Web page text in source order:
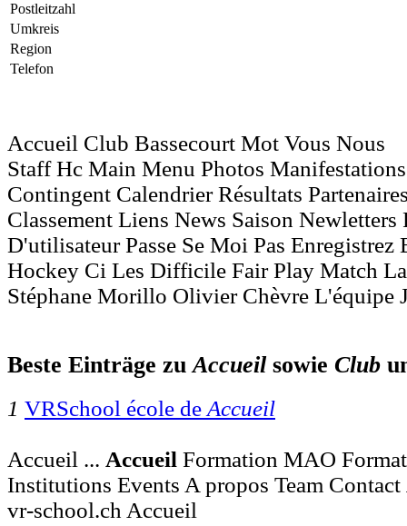
Postleitzahl
Umkreis
Region
Telefon
Accueil Club Bassecourt Mot Vous Nous
Staff Hc Main Menu Photos Manifestations
Contingent Calendrier Résultats
Classement Liens News Saison
D'utilisateur Passe Se Moi Pas
Hockey Ci Les Difficile Fair Play Match
Stéphane Morillo Olivier Chèvre L'équipe
Beste Einträge zuAccueilsowie Club
1 VRSchool école de Accueil
Accueil ... Accueil Formation MAO
Institutions Events A propos Team Contact
vr-school.ch Accueil